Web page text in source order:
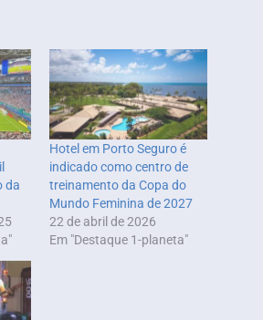
da
Hotel em Porto Seguro é
indicado como centro de
treinamento da Copa do
Mundo Feminina de 2027
22 de abril de 2026
Em "Destaque 1-planeta"